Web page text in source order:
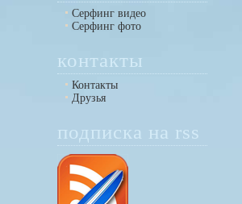
Серфинг видео
Серфинг фото
контакты
Контакты
Друзья
подписка на rss